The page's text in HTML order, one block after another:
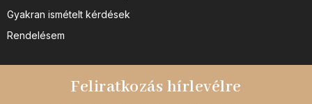
Gyakran ismételt kérdések
Rendelésem
Feliratkozás hírlevélre